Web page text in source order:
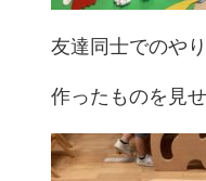
友達同士でのや
作ったものを見